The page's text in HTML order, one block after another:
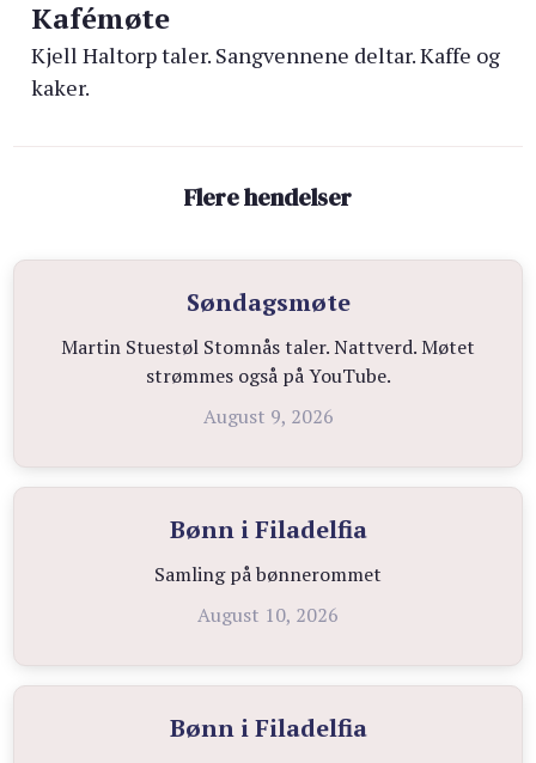
Kafémøte
Kjell Haltorp taler. Sangvennene deltar. Kaffe og
kaker.
Flere hendelser
Søndagsmøte
Martin Stuestøl Stomnås taler. Nattverd. Møtet
strømmes også på YouTube.
August 9, 2026
Bønn i Filadelfia
Samling på bønnerommet
August 10, 2026
Bønn i Filadelfia